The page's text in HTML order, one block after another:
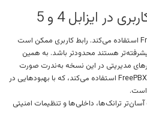
در ایزابل 4 و 5
ایزابل 4 از نسخه‌های قدیمی‌تر FreePBX استفاده می‌کند. رابط کاربری ممکن است
هستند محدودتر باشد. به همین
مدیریتی در این نسخه به‌ندرت صورت
می‌گیرد. ایزابل 5 از نسخه‌های جدیدتر FreePBX استفاده می‌کند، که با بهبودهایی در
است.
قابلیت مدیریت آسان‌تر ترانک‌ها، داخلی‌ها و تنظیمات امنیتی